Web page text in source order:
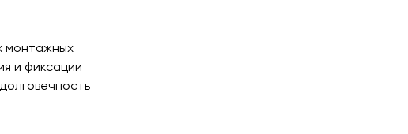
монтажных
и фиксации